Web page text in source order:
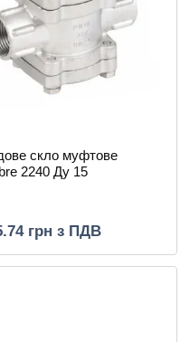
скло муфтове
2240 Ду 15
грн з ПДВ